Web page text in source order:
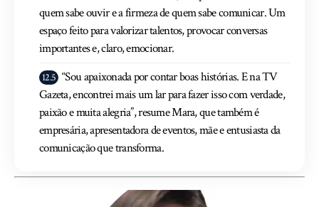
quem sabe ouvir e a firmeza de quem sabe comunicar. Um
espaço feito para valorizar talentos, provocar conversas
importantes e, claro, emocionar.
“Sou apaixonada por contar boas histórias. E na TV
Gazeta, encontrei mais um lar para fazer isso com verdade,
paixão e muita alegria”, resume Mara, que também é
empresária, apresentadora de eventos, mãe e entusiasta da
comunicação que transforma.